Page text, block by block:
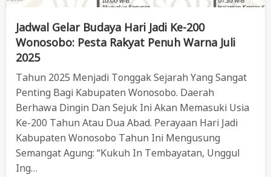
Jadwal Gelar Budaya Hari Jadi Ke-200
Wonosobo: Pesta Rakyat Penuh Warna Juli
2025
Tahun 2025 Menjadi Tonggak Sejarah Yang Sangat
Penting Bagi Kabupaten Wonosobo. Daerah
Berhawa Dingin Dan Sejuk Ini Akan Memasuki Usia
Ke-200 Tahun Atau Dua Abad. Perayaan Hari Jadi
Kabupaten Wonosobo Tahun Ini Mengusung
Semangat Agung: “Kukuh In Tembayatan, Unggul
Ing…